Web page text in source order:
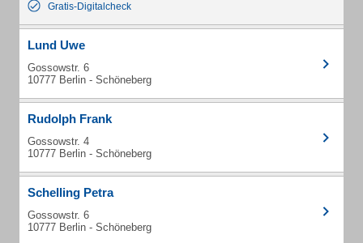
Gratis-Digitalcheck
Lund Uwe
Gossowstr. 6
10777 Berlin - Schöneberg
Rudolph Frank
Gossowstr. 4
10777 Berlin - Schöneberg
Schelling Petra
Gossowstr. 6
10777 Berlin - Schöneberg